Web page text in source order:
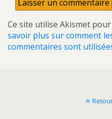
Ce site utilise Akismet
savoir plus sur comment
commentaires sont